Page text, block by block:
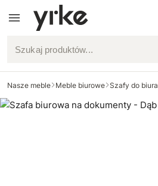
Szukaj produktów...
Nasze meble Meble biurowe Szafy do biura